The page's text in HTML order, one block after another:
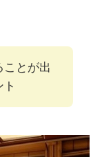
ことが出